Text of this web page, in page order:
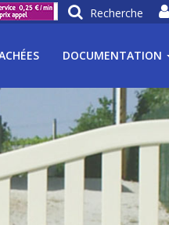
Recherche
DOCUMENTATION